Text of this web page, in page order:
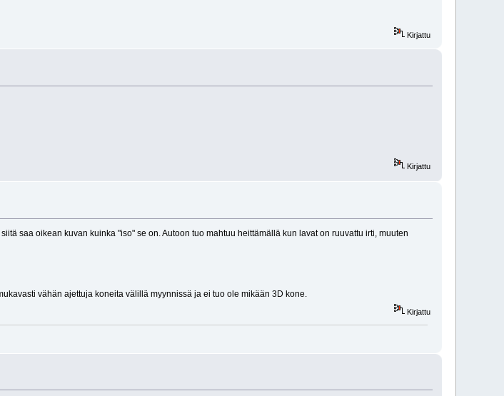
Kirjattu
Kirjattu
saa oikean kuvan kuinka "iso" se on. Autoon tuo mahtuu heittämällä kun lavat on ruuvattu irti, muuten
vähän ajettuja koneita välillä myynnissä ja ei tuo ole mikään 3D kone.
Kirjattu